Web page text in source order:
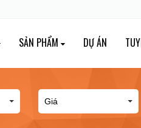
SẢN PHẨM DỰ ÁN